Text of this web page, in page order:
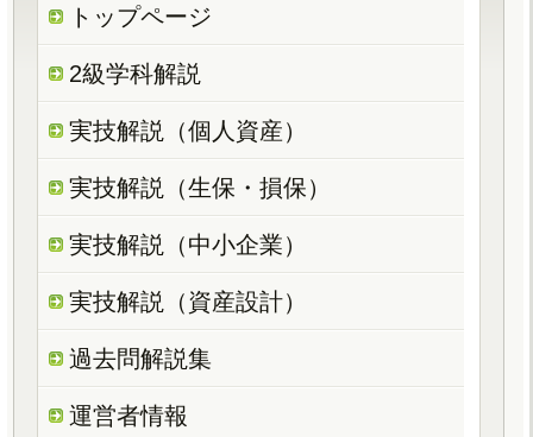
トップページ
2級学科解説
実技解説（個人資産）
実技解説（生保・損保）
実技解説（中小企業）
実技解説（資産設計）
過去問解説集
運営者情報